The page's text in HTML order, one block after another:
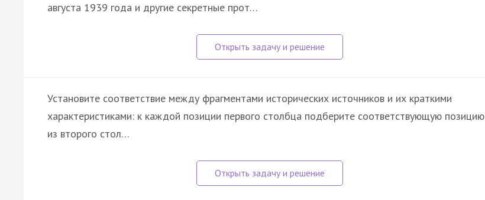
августа 1939 года и другие секретные прот…
Установите соответствие между фрагментами исторических источников и их краткими
характеристиками: к каждой позиции первого столбца подберите соответствующую позицию
из второго стол…